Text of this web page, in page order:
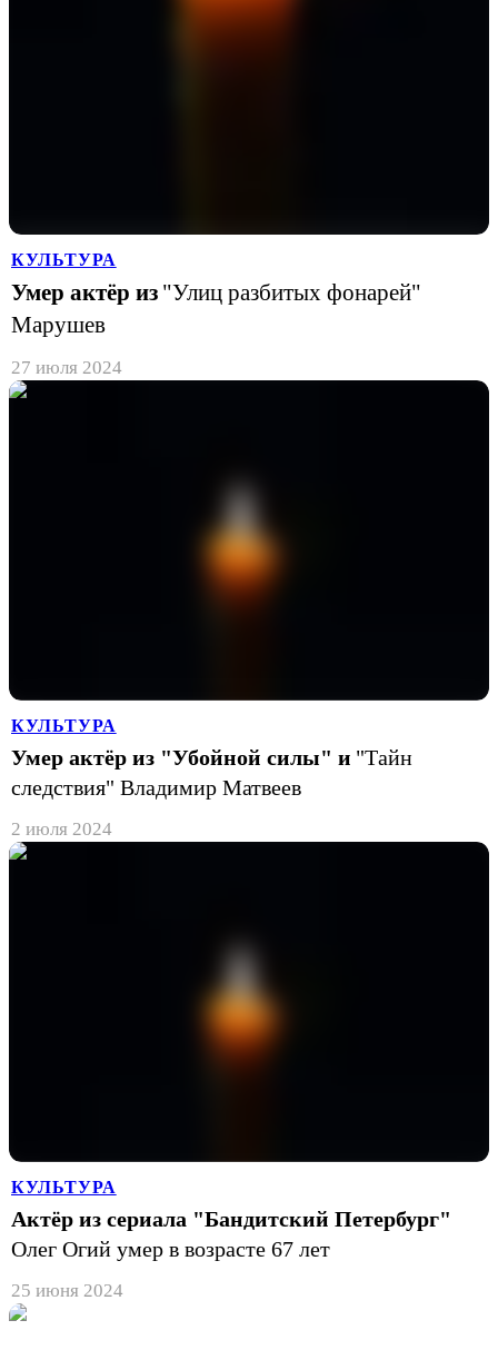
КУЛЬТУРА
Умер актёр из "Улиц разбитых фонарей"
Марушев
27 июля 2024
КУЛЬТУРА
Умер актёр из "Убойной силы" и "Тайн
следствия" Владимир Матвеев
2 июля 2024
КУЛЬТУРА
Актёр из сериала "Бандитский Петербург"
Олег Огий умер в возрасте 67 лет
25 июня 2024